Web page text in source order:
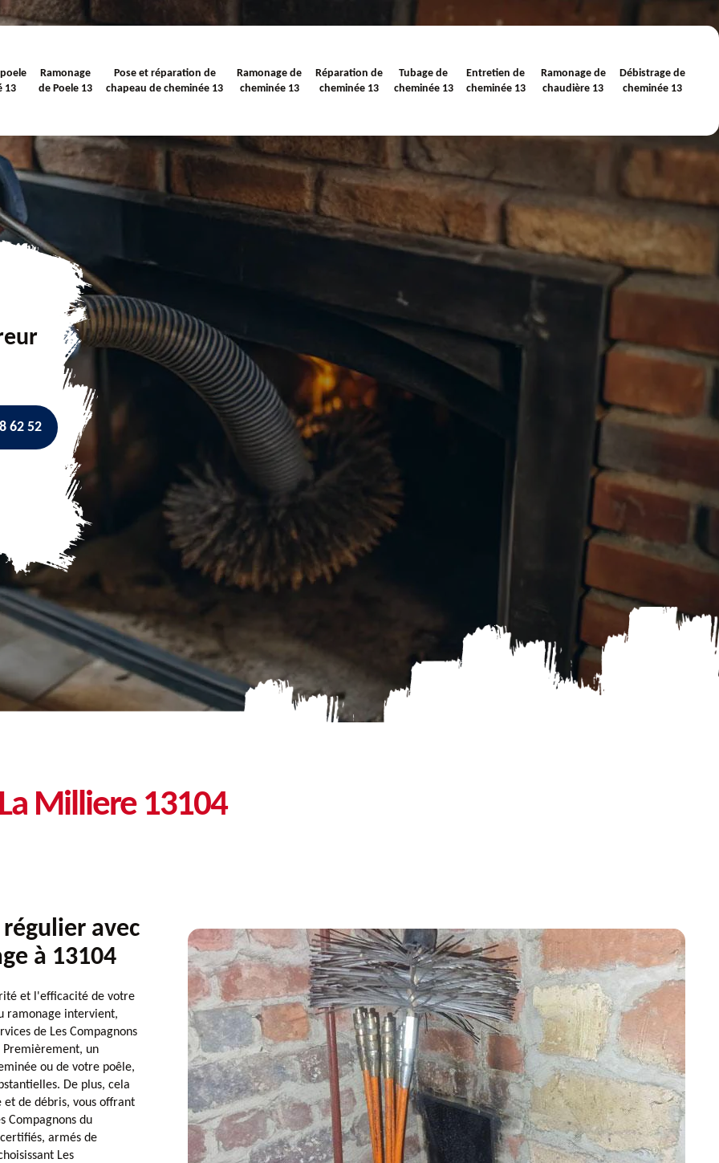
13
Ramonage
de Poele 13
Pose et réparation de
chapeau de cheminée 13
Ramonage de
cheminée 13
Réparation de
cheminée 13
Tubage de
cheminée 13
Entretien de
cheminée 13
Ramonage de
chaudière 13
Débistrage de
cheminée 13
62 52
Milliere 13104
avec
à 13104
et l'efficacité de votre
ramonage intervient,
de Les Compagnons
Premièrement, un
ou de votre poêle,
De plus, cela
de débris, vous offrant
Compagnons du
armés de
Les